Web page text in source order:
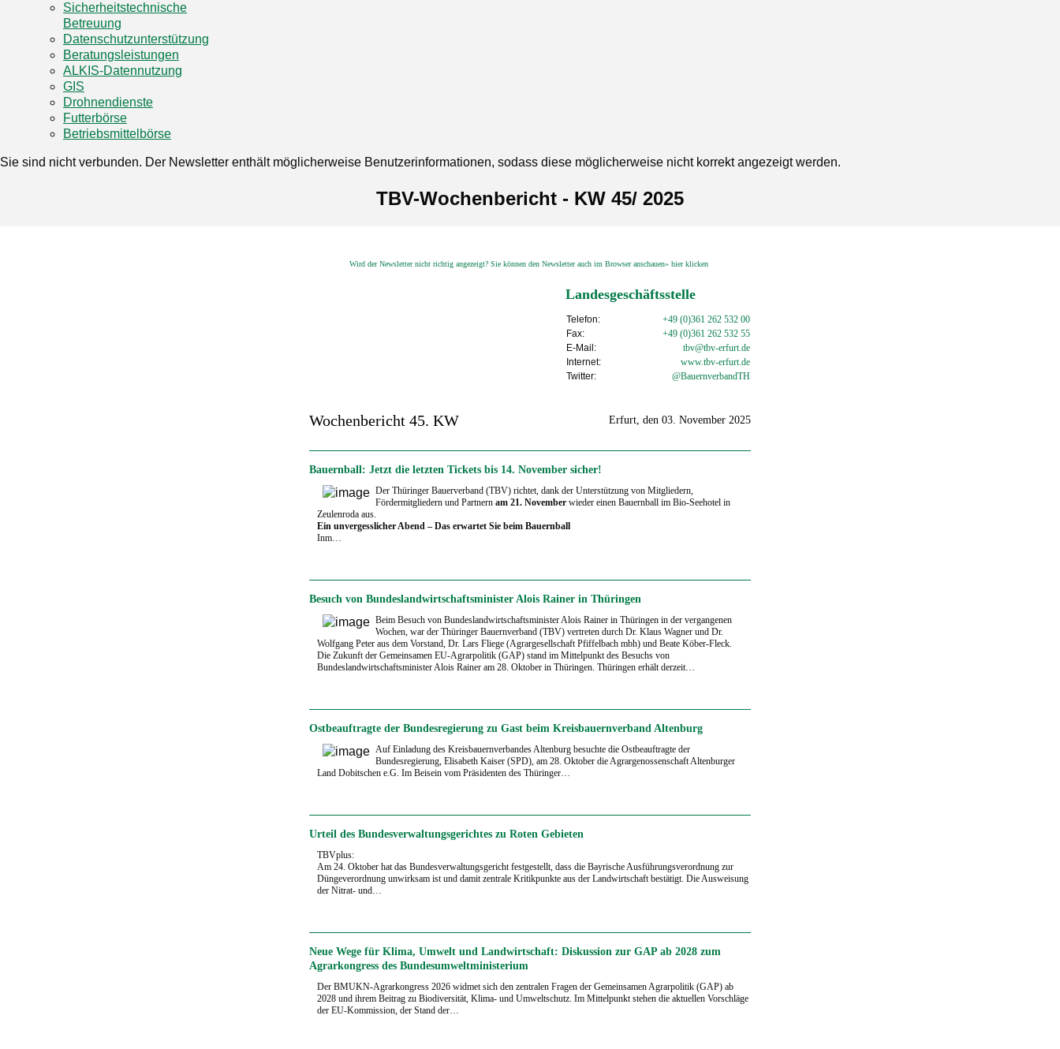
Sicherheitstechnische
Betreuung
Datenschutzunterstützung
Beratungsleistungen
ALKIS-Datennutzung
GIS
Drohnendienste
Futterbörse
Betriebsmittelbörse
Sie sind nicht verbunden. Der Newsletter enthält möglicherweise Benutzerinformationen, sodass diese möglicherweise nicht korrekt angezeigt werden.
TBV-Wochenbericht - KW 45/ 2025
Wird der Newsletter nicht richtig angezeigt? Sie können den Newsletter auch im Browser anschauen» hier klicken
Landesgeschäftsstelle
Telefon:
+49 (0)361 262 532 00
Fax:
+49 (0)361 262 532 55
E-Mail:
tbv@tbv-erfurt.de
Internet:
www.tbv-erfurt.de
Twitter:
@BauernverbandTH
Wochenbericht 45. KW Erfurt, den 03. November 2025
Bauernball: Jetzt die letzten Tickets bis 14. November sicher!
Der Thüringer Bauerverband (TBV) richtet, dank der Unterstützung von Mitgliedern,
Fördermitgliedern und Partnern am 21. November wieder einen Bauernball im Bio-Seehotel in
Zeulenroda aus.
Ein unvergesslicher Abend – Das erwartet Sie beim Bauernball
Inm…
Besuch von Bundeslandwirtschaftsminister Alois Rainer in Thüringen
Beim Besuch von Bundeslandwirtschaftsminister Alois Rainer in Thüringen in der vergangenen
Wochen, war der Thüringer Bauernverband (TBV) vertreten durch Dr. Klaus Wagner und Dr.
Wolfgang Peter aus dem Vorstand, Dr. Lars Fliege (Agrargesellschaft Pfiffelbach mbh) und Beate Köber-Fleck.
Die Zukunft der Gemeinsamen EU-Agrarpolitik (GAP) stand im Mittelpunkt des Besuchs von
Bundeslandwirtschaftsminister Alois Rainer am 28. Oktober in Thüringen. Thüringen erhält derzeit…
Ostbeauftragte der Bundesregierung zu Gast beim Kreisbauernverband Altenburg
Auf Einladung des Kreisbauernverbandes Altenburg besuchte die Ostbeauftragte der
Bundesregierung, Elisabeth Kaiser (SPD), am 28. Oktober die Agrargenossenschaft Altenburger
Land Dobitschen e.G. Im Beisein vom Präsidenten des Thüringer…
Urteil des Bundesverwaltungsgerichtes zu Roten Gebieten
TBVplus:
Am 24. Oktober hat das Bundesverwaltungsgericht festgestellt, dass die Bayrische Ausführungsverordnung zur
Düngeverordnung unwirksam ist und damit zentrale Kritikpunkte aus der Landwirtschaft bestätigt. Die Ausweisung
der Nitrat- und…
Neue Wege für Klima, Umwelt und Landwirtschaft: Diskussion zur GAP ab 2028 zum
Agrarkongress des Bundesumweltministerium
Der BMUKN-Agrarkongress 2026 widmet sich den zentralen Fragen der Gemeinsamen Agrarpolitik (GAP) ab
2028 und ihrem Beitrag zu Biodiversität, Klima- und Umweltschutz. Im Mittelpunkt stehen die aktuellen Vorschläge
der EU-Kommission, der Stand der…